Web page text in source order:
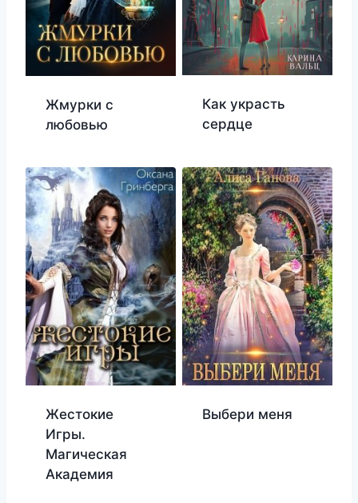
Жмурки с
любовью
Как украсть
сердце
Жестокие
Игры.
Магическая
Академия
Выбери меня